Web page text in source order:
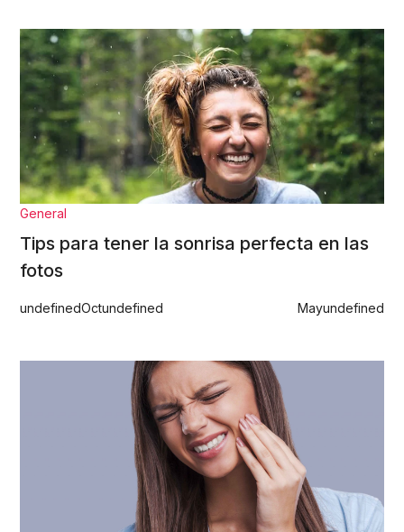
General
Tips para tener la sonrisa perfecta en las
fotos
undefinedOctundefined Mayundefined